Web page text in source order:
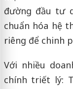
đường đầu tư
chuẩn hóa hệ
riêng để chinh
Với nhiều
chính triết lý: